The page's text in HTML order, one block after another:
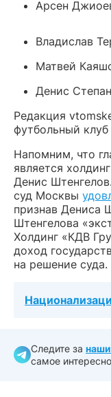
Арсен
Владислав
Матвей
Денис
Редакция
футбольный клуб
Напомним, что
является
Денис
суд Москвы
признав Дениса
Штенгелова
Холдинг «КДВ
доход
на решение суда.
Следите за
самое